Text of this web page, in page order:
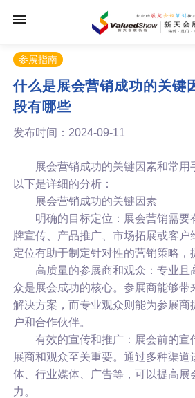
参展指南
什么是展会营销成功的关键
段有哪些
发布时间：2024-09-11
展会营销成功的关键因素和常用
以下是详细的分析：
展会营销成功的关键因素
明确的目标定位：展会营销需要
牌宣传、产品推广、市场拓展或客户
定位有助于制定针对性的营销策略，
高质量的参展商和观众：专业且
众是展会成功的核心。参展商能够带
解决方案，而专业观众则能为参展商
户和合作伙伴。
有效的宣传和推广：展会前的宣
展商和观众至关重要。通过多种渠道
体、行业媒体、广告等，可以提高展
力。